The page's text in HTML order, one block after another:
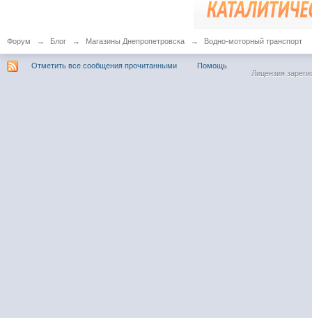
Форум → Блог → Магазины Днепропетровска → Водно-моторный транспорт
Отметить все сообщения прочитанными
Помощь
Лицензия